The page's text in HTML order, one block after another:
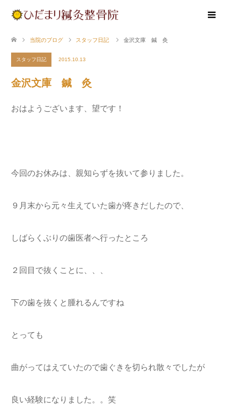
当院のブログ スタッフ日記 金沢文庫 鍼 灸
スタッフ日記 2015.10.13
金沢文庫 鍼 灸
おはようございます、望です！
今回のお休みは、親知らずを抜いて参りました。
９月末から元々生えていた歯が疼きだしたので、
しばらくぶりの歯医者へ行ったところ
２回目で抜くことに、、、
下の歯を抜くと腫れるんですね
とっても
曲がってはえていたので歯ぐきを切られ散々でしたが
良い経験になりました。。笑